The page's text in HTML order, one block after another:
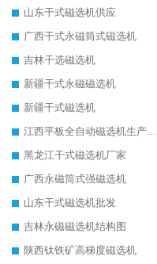
山东干式磁选机供应
广西干式永磁筒式磁选机
吉林干选磁选机
新疆干式永磁磁选机
新疆干式磁选机
江西平板全自动磁选机生产厂家
黑龙江干式磁选机厂家
广西永磁筒式强磁选机
山东干式磁选机批发
吉林永磁磁选机结构图
陕西钛铁矿高梯度磁选机